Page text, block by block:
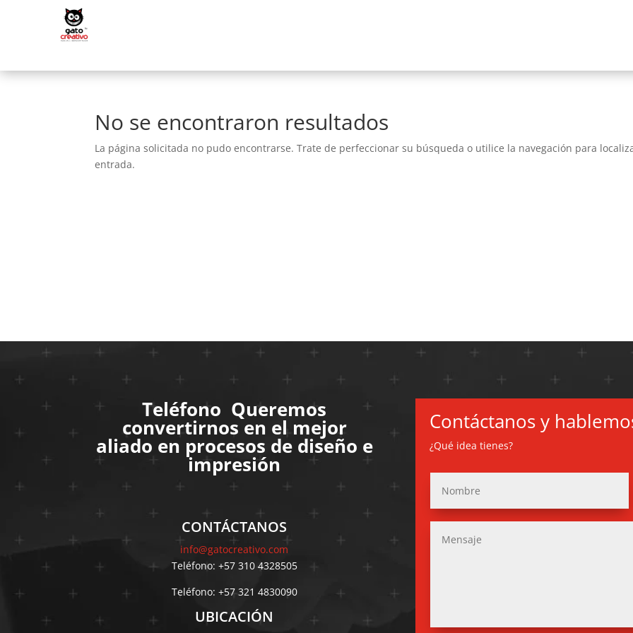
No se encontraron resultados
La página solicitada no pudo encontrarse. Trate de perfeccionar su búsqueda o utilice la navegación para
entrada.
Teléfono Queremos
convertirnos en el mejor
aliado en procesos de diseño e
impresión
CONTÁCTANOS
info@gatocreativo.com
Teléfono: +57 310 4328505
Teléfono: +57 321 4830090
UBICACIÓN
Contáctanos y
¿Qué idea tienes?